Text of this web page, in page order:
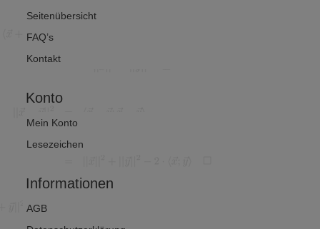
Seitenübersicht
FAQ’s
Kontakt
Konto
Mein Konto
Lesezeichen
Informationen
AGB